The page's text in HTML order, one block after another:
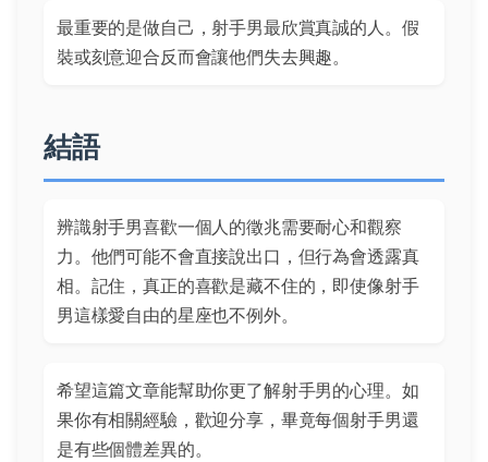
最重要的是做自己，射手男最欣賞真誠的人。假
裝或刻意迎合反而會讓他們失去興趣。
結語
辨識射手男喜歡一個人的徵兆需要耐心和觀察
力。他們可能不會直接說出口，但行為會透露真
相。記住，真正的喜歡是藏不住的，即使像射手
男這樣愛自由的星座也不例外。
希望這篇文章能幫助你更了解射手男的心理。如
果你有相關經驗，歡迎分享，畢竟每個射手男還
是有些個體差異的。